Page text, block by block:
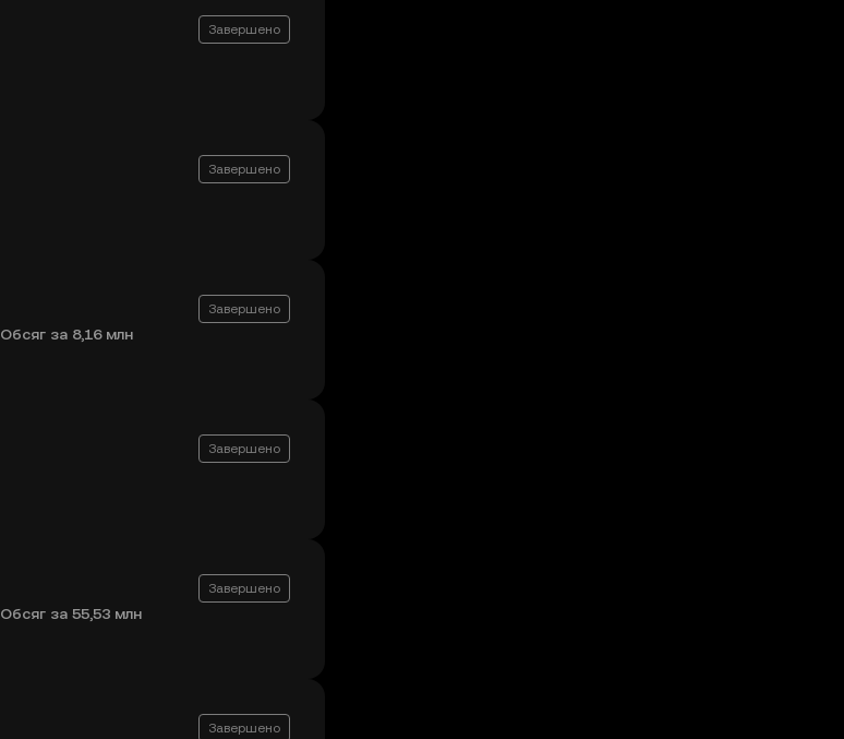
Завершено
Завершено
Обсяг за 8,16 млн
Завершено
Завершено
Обсяг за 55,53 млн
Завершено
Завершено